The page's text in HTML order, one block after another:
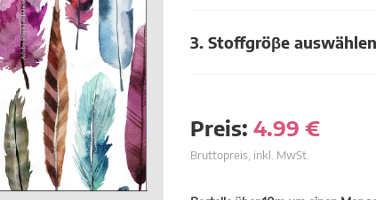
3. Stoffgröβe auswählen
Preis: 4.99 €
Bruttopreis, inkl. MwSt.